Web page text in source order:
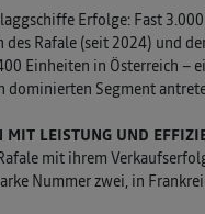
Erfolge: Fast
Rafale (seit 2024) und
Einheiten in Österreich –
dominierten Segment
MIT LEISTUNG UND
mit ihrem
Nummer zwei, in